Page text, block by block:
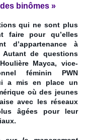
binômes »
qui ne sont plus
faire pour qu’elles
d’appartenance à
Autant de questions
Mayca, vice-
féminin PWN
a mis en place un
où des jeunes
avec les réseaux
âgées pour leur